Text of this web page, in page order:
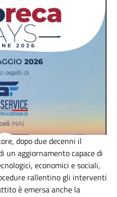
dopo due decenni il
un aggiornamento capace di
economici e sociali,
rallentino gli interventi
è emersa anche la